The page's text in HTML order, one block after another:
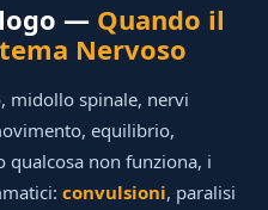
— Quando il
Nervoso
midollo spinale, nervi
equilibrio,
qualcosa non funziona, i
convulsioni, paralisi